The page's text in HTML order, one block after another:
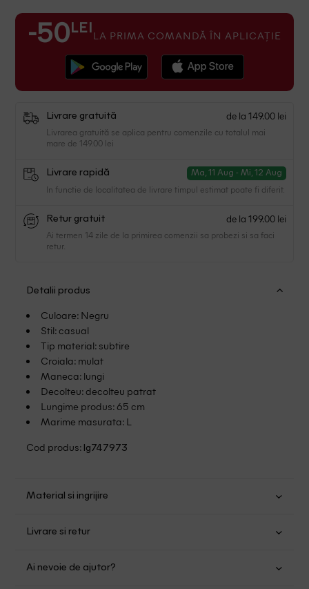
-50 LEI LA PRIMA COMANDĂ ÎN APLICAȚIE
Livrare gratuită de la 149.00 lei
Livrarea gratuită se aplica pentru comenzile cu totalul mai
mare de 149.00 lei
Livrare rapidă Ma, 11 Aug - Mi, 12 Aug
In functie de localitatea de livrare timpul estimat poate fi diferit.
Retur gratuit de la 199.00 lei
Ai termen 14 zile de la primirea comenzii sa probezi si sa faci
retur.
Detalii produs
Culoare: Negru
Stil: casual
Tip material: subtire
Croiala: mulat
Maneca: lungi
Decolteu: decolteu patrat
Lungime produs: 65 cm
Marime masurata: L
Cod produs: lg747973
Material si ingrijire
Livrare si retur
mare de 149.00 lei.
Ai nevoie de ajutor?